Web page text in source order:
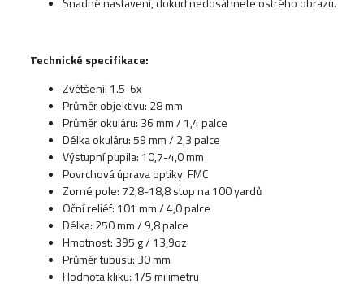
Technické specifikace:
Zvětšení: 1.5-6x
Průměr objektivu: 28 mm
Průměr okuláru: 36 mm / 1,4 palce
Délka okuláru: 59 mm / 2,3 palce
Výstupní pupila: 10,7-4,0 mm
Povrchová úprava optiky: FMC
Zorné pole: 72,8-18,8 stop na 100 yardů
Oční reliéf: 101 mm / 4,0 palce
Délka: 250 mm / 9,8 palce
Hmotnost: 395 g / 13,9oz
Průměr tubusu: 30 mm
Hodnota kliku: 1/5 milimetru